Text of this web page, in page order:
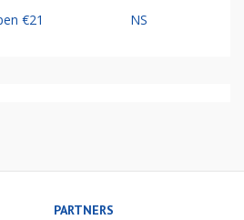
€21 NS
PARTNERS